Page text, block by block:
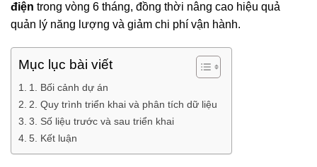
điện trong vòng 6 tháng, đồng thời nâng cao hiệu quả
quản lý năng lượng và giảm chi phí vận hành.
Mục lục bài viết
1. Bối cảnh dự án
2. Quy trình triển khai và phân tích dữ liệu
3. Số liệu trước và sau triển khai
5. Kết luận